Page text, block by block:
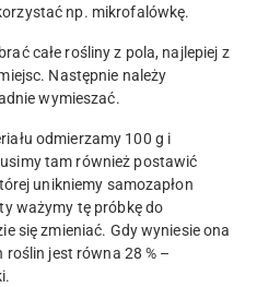
np. mikrofalówkę.
całe rośliny z pola, najlepiej z
Następnie należy
wymieszać.
odmierzamy 100 g i
tam również postawić
unikniemy samozapłon
ważymy tę próbkę do
się zmieniać. Gdy wyniesie ona
roślin jest równa 28 % –